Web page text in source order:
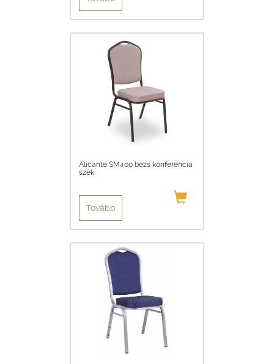
Alicante SM400 bézs konferencia
szék
Tovább